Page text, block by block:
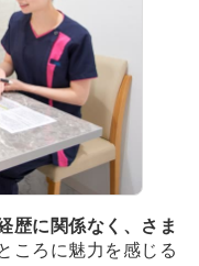
歴に関係なく、さま
ころに魅力を感じる